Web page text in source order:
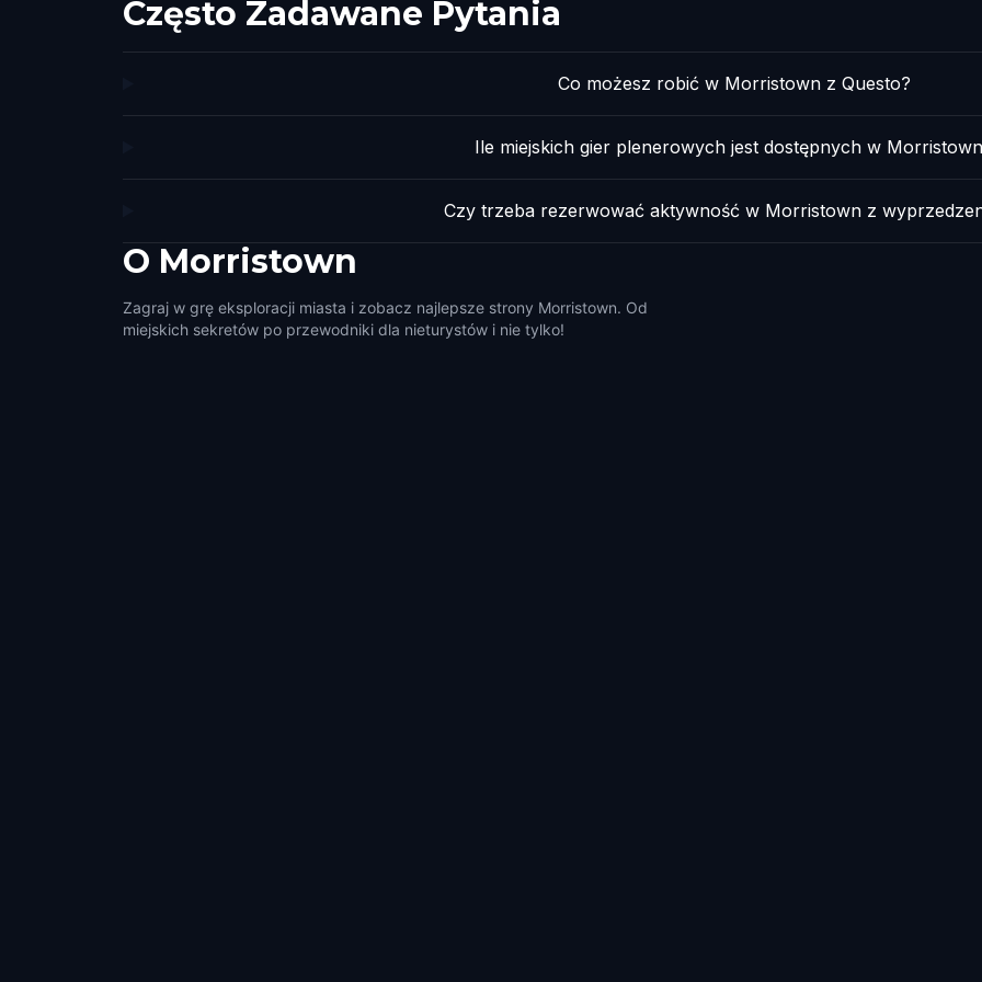
Często Zadawane Pytania
Co możesz robić w Morristown z Questo?
Ile miejskich gier plenerowych jest dostępnych w
Czy trzeba rezerwować aktywność w Morristown z
O Morristown
Zagraj w grę eksploracji miasta i zobacz najlepsze strony Morristown. Od
miejskich sekretów po przewodniki dla nieturystów i nie tylko!